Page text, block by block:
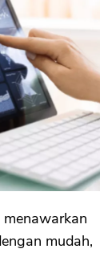
menawarkan
mudah,